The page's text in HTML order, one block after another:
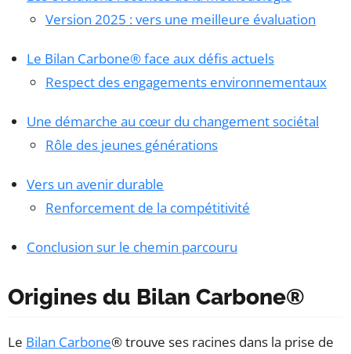
Version 2025 : vers une meilleure évaluation
Le Bilan Carbone® face aux défis actuels
Respect des engagements environnementaux
Une démarche au cœur du changement sociétal
Rôle des jeunes générations
Vers un avenir durable
Renforcement de la compétitivité
Conclusion sur le chemin parcouru
Origines du Bilan Carbone®
Le Bilan Carbone® trouve ses racines dans la prise de